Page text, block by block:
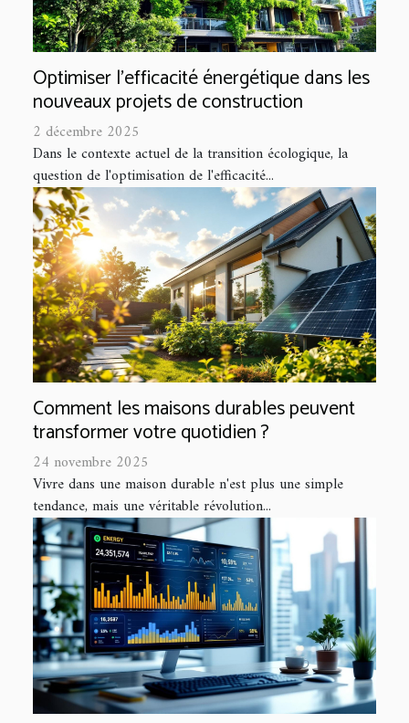
Optimiser l'efficacité énergétique dans les
nouveaux projets de construction
2 décembre 2025
Dans le contexte actuel de la transition écologique, la
question de l'optimisation de l'efficacité...
Comment les maisons durables peuvent
transformer votre quotidien ?
24 novembre 2025
Vivre dans une maison durable n'est plus une simple
tendance, mais une véritable révolution...